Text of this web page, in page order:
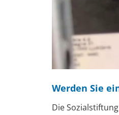
Werden Sie
Die